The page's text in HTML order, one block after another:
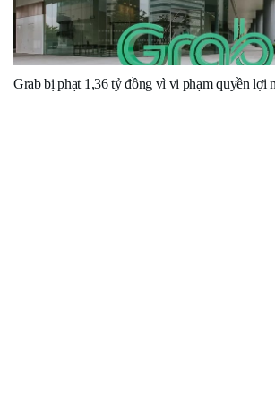
Grab bị phạt 1,36 tỷ đồng vì vi phạm quyền lợi